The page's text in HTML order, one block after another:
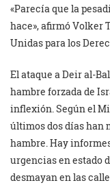
«Parecía que la
hace», afirmó Volker
Unidas para los
El ataque a Deir al-
hambre forzada de
inflexión. Según el
últimos dos días han
hambre. Hay
urgencias en estado
desmayan en las